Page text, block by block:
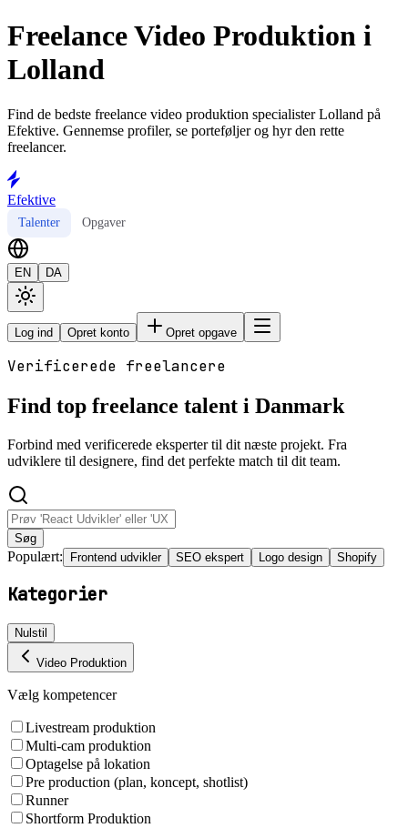
Freelance Video Produktion i
Lolland
Find de bedste freelance video produktion specialister Lolland på
Efektive. Gennemse profiler, se porteføljer og hyr den rette
freelancer.
Efektive
Talenter Opgaver
EN DA
Log ind Opret konto Opret opgave
Verificerede freelancere
Find top freelance talent i Danmark
Forbind med verificerede eksperter til dit næste projekt. Fra
udviklere til designere, find det perfekte match til dit team.
Søg
Populært: Frontend udvikler SEO ekspert Logo design Shopify
Kategorier
Nulstil
Video Produktion
Vælg kompetencer
Livestream produktion
Multi-cam produktion
Optagelse på lokation
Pre production (plan, koncept, shotlist)
Runner
Shortform Produktion